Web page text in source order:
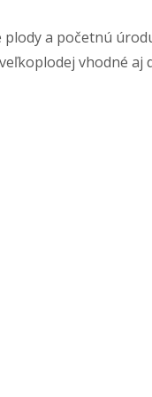
a početnú
vhodné aj